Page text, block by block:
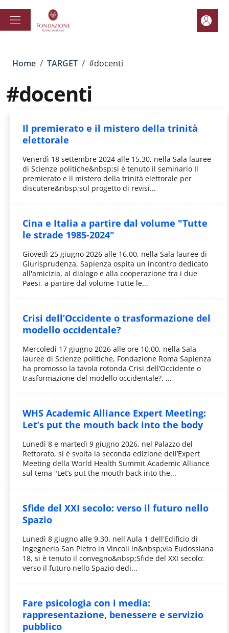
Area
Briciole di pane
Home / TARGET / #docenti
#docenti
Il premierato e il mistero della trinità
elettorale
Venerdì 18 settembre 2024 alle 15.30, nella Sala lauree
di Scienze politiche&nbsp;si è tenuto il seminario Il
premierato e il mistero della trinità elettorale per
discutere&nbsp;sul progetto di revisi...
Cina e Italia a partire dal volume "Tutte
le strade 1985-2024"
Giovedì 25 giugno 2026 alle 16.00, nella Sala lauree di
Giurisprudenza, Sapienza ospita un incontro dedicato
all'amicizia, al dialogo e alla cooperazione tra i due
Paesi, a partire dal volume Tutte le...
Crisi dell’Occidente o trasformazione del
modello occidentale?
Mercoledì 17 giugno 2026 alle ore 10.00, nella Sala
lauree di Scienze politiche, Fondazione Roma Sapienza
ha promosso la tavola rotonda Crisi dell’Occidente o
trasformazione del modello occidentale?, ...
WHS Academic Alliance Expert Meeting:
Let’s put the mouth back into the body
Lunedì 8 e martedì 9 giugno 2026, nel Palazzo del
Rettorato, si è svolta la seconda edizione dell’Expert
Meeting della World Health Summit Academic Alliance
sul tema "Let’s put the mouth back into the...
Sfide del XXI secolo: verso il futuro nello
Spazio
Lunedì 8 giugno alle 9.30, nell'Aula 1 dell'Edificio di
Ingegneria San Pietro in Vincoli in&nbsp;via Eudossiana
18, si è tenuto il convegno&nbsp;Sfide del XXI secolo:
verso il futuro nello Spazio dedi...
Fare psicologia con i media:
rappresentazione, benessere e servizio
pubblico